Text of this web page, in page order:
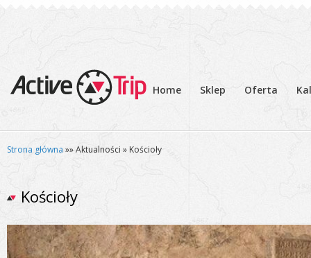
Home Sklep Oferta
Strona główna »» Aktualności » Kościoły
Kościoły